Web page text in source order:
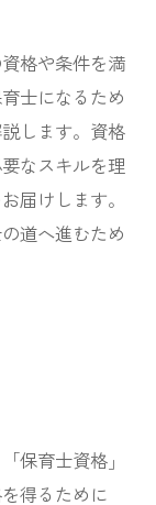
格や条件を満
士になるため
します。資格
なスキルを理
届けします。
道へ進むため
保育士資格」
得るために